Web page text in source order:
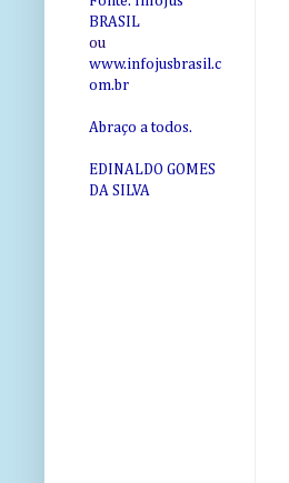
BRASIL
ou
www.infojusbrasil.c
om.br
Abraço a todos.
EDINALDO GOMES
DA SILVA